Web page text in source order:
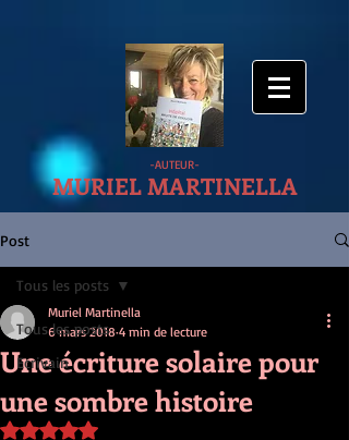
-AUTEUR-
MURIEL MARTINELLA
Post
Tous les posts
Ecrivain
Tous les posts
Une écriture solaire pour
une sombre histoire
Muriel Martinella
6 mars 2018 4 min de lecture
Noté NaN étoiles sur 5.